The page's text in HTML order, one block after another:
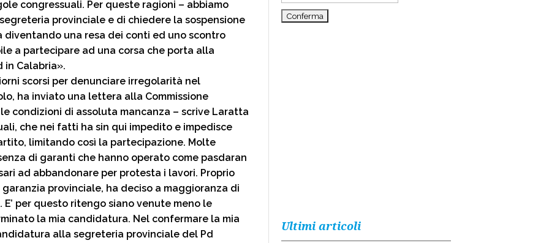
congressuali. Per queste ragioni – abbiamo
provinciale e di chiedere la sospensione
diventando una resa dei conti ed uno scontro
a partecipare ad una corsa che porta alla
in Calabria».
scorsi per denunciare irregolarità nel
ha inviato una lettera alla Commissione
condizioni di assoluta mancanza – scrive Laratta
che nei fatti ha sin qui impedito e impedisce
limitando così la partecipazione. Molte
di garanti che hanno operato come pasdaran
ad abbandonare per protesta i lavori. Proprio
provinciale, ha deciso a maggioranza di
per questo ritengo siano venute meno le
la mia candidatura. Nel confermare la mia
alla segreteria provinciale del Pd
Ultimi articoli